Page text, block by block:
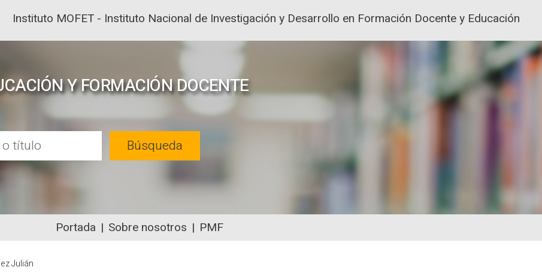
Instituto MOFET - Instituto Nacional de Investigación y Desarrollo en Formación Docente y Educación
Y FORMACIÓN DOCENTE
ACADÉMICOS SOBRE EDUCACIÓN Y FORMACIÓN DEL
Búsqueda
Portada Sobre nosotros PMF
Julián